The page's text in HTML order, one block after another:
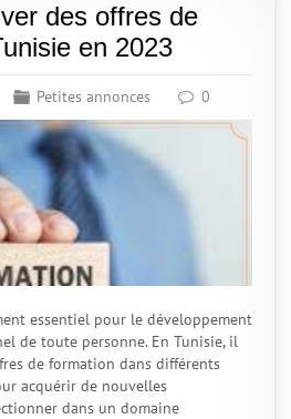
des offres de
en 2023
Petites annonces 0
essentiel pour le développement
de toute personne. En Tunisie, il
de formation dans différents
acquérir de nouvelles
dans un domaine